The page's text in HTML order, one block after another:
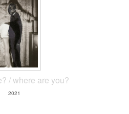
/ where are you?
2021